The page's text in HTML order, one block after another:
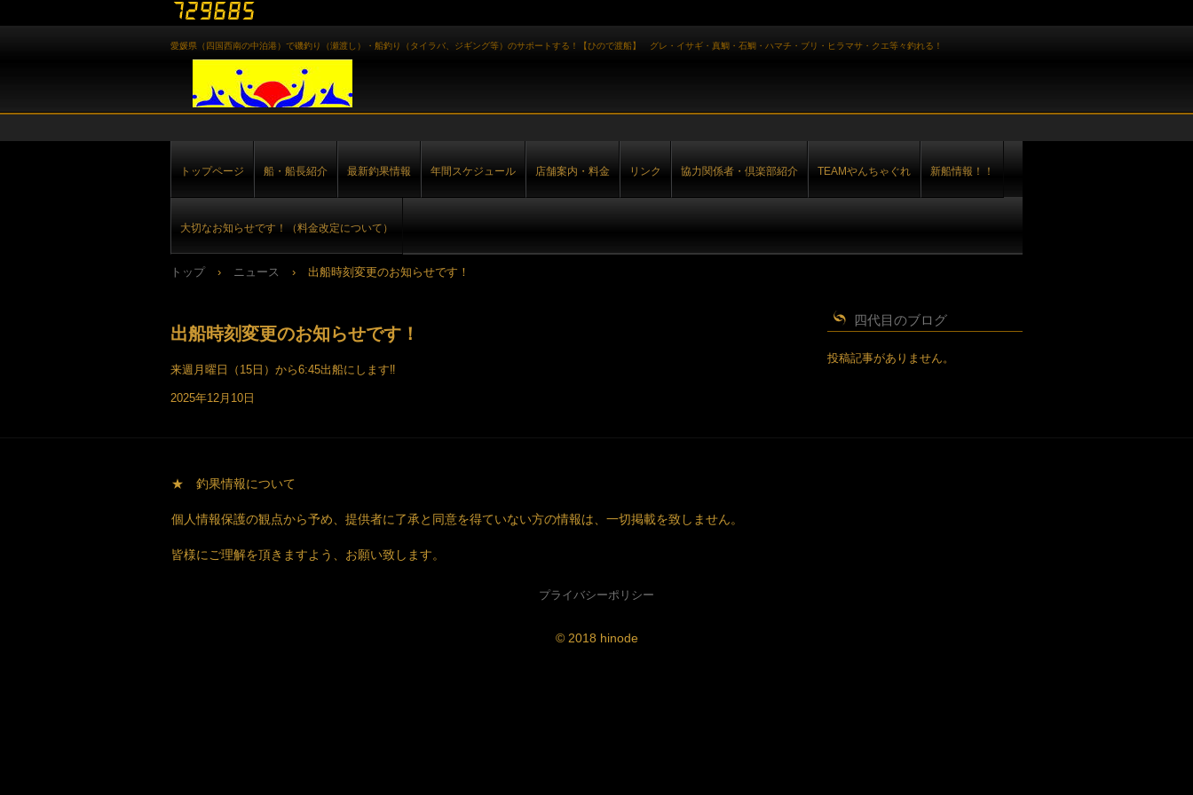
愛媛県（四国西南の中泊港）で磯釣り（瀬渡し）・船釣り（タイラバ、ジギング等）のサポートする！【ひので渡船】 グレ・イサギ・真鯛・石鯛・ハマチ・ブリ・ヒラマサ・クエ等々釣れる！
トップページ 船・船長紹介 最新釣果情報 年間スケジュール 店舗案内・料金 リンク 協力関係者・倶楽部紹介 TEAMやんちゃぐれ 新船情報！！
大切なお知らせです！（料金改定について）
トップ › ニュース › 出船時刻変更のお知らせです！
出船時刻変更のお知らせです！
来週月曜日（15日）から6:45出船にします‼️
2025年12月10日
四代目のブログ
投稿記事がありません。
★ 釣果情報について
個人情報保護の観点から予め、提供者に了承と同意を得ていない方の情報は、一切掲載を致しません。
皆様にご理解を頂きますよう、お願い致します。
プライバシーポリシー
© 2018 hinode